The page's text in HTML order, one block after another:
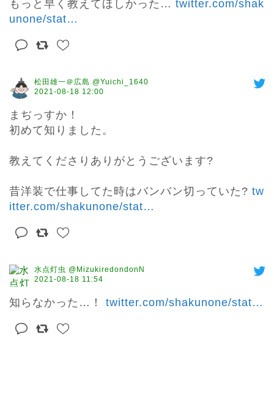
もっと早く教えてほしかった… twitter.com/shak
unone/stat…
松田雄一＠広島 @Yuichi_1640
2021-08-18 12:00
まぢっすか！
初めて知りました。
教えてくださりありがとうございます?
昔洋装で仕事してた時はバンバン切っていた? tw
itter.com/shakunone/stat…
水点灯虫 @MizukiredondonN
2021-08-18 11:54
知らなかった…！ twitter.com/shakunone/stat…